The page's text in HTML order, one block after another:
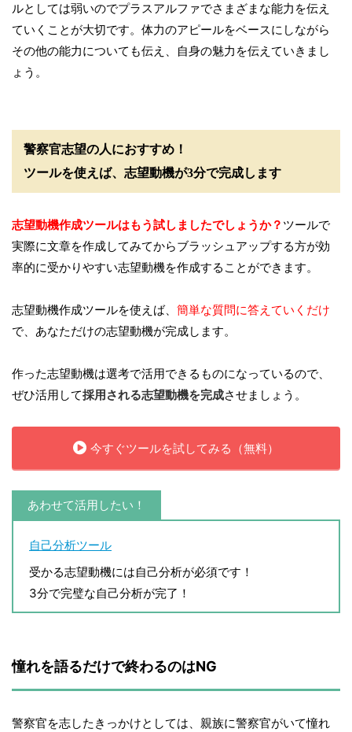
ルとしては弱いのでプラスアルファでさまざまな能力を伝え
ていくことが大切です。体力のアピールをベースにしながら
その他の能力についても伝え、自身の魅力を伝えていきまし
ょう。
警察官志望の人におすすめ！
ツールを使えば、志望動機が3分で完成します
志望動機作成ツールはもう試しましたでしょうか？ ツールで
実際に文章を作成してみてからブラッシュアップする方が効
率的に受かりやすい志望動機を作成することができます。
志望動機作成ツールを使えば、 簡単な質問に答えていくだけ
で、あなただけの志望動機が完成します。
作った志望動機は選考で活用できるものになっているので、
ぜひ活用して採用される志望動機を完成させましょう。
今すぐツールを試してみる（無料）
あわせて活用したい！
自己分析ツール
受かる志望動機には自己分析が必須です！
3分で完璧な自己分析が完了！
憧れを語るだけで終わるのはNG
警察官を志したきっかけとしては、親族に警察官がいて憧れ